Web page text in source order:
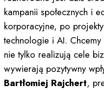
kampanii społecznych i
korporacyjne, po
technologie i AI.
nie tylko realizują cele
wywierają pozytywny
Bartłomiej Rajchert,